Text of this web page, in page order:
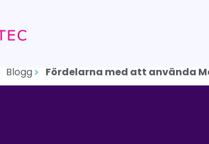
Blogg Fördelarna med att använda